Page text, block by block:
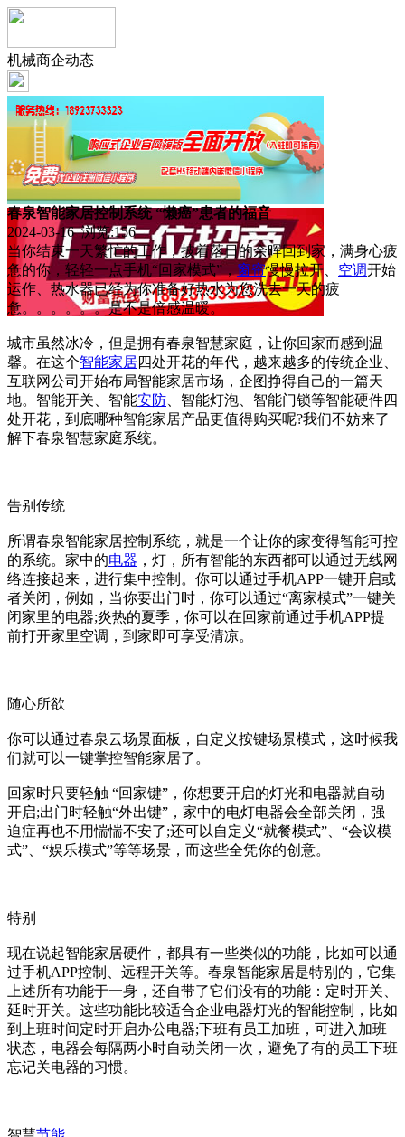
机械商企动态
春泉智能家居控制系统 “懒癌”患者的福音
2024-03-16 浏览:156
当你结束一天繁忙的工作，披着落日的余晖回到家，满身心疲
惫的你，轻轻一点手机“回家模式”， 窗帘慢慢拉开、 空调开始
运作、热水器已经为你准备好热水为您洗去一天的疲
惫。。。。。。是不是倍感温暖。
城市虽然冰冷，但是拥有春泉智慧家庭，让你回家而感到温
馨。在这个智能家居四处开花的年代，越来越多的传统企业、
互联网公司开始布局智能家居市场，企图挣得自己的一篇天
地。智能开关、智能安防 、智能灯泡、智能门锁等智能硬件四
处开花，到底哪种智能家居产品更值得购买呢?我们不妨来了
解下春泉智慧家庭系统。
告别传统
所谓春泉智能家居控制系统，就是一个让你的家变得智能可控
的系统。家中的电器 ，灯，所有智能的东西都可以通过无线网
络连接起来，进行集中控制。你可以通过手机APP一键开启或
者关闭，例如，当你要出门时，你可以通过“离家模式”一键关
闭家里的电器;炎热的夏季，你可以在回家前通过手机APP提
前打开家里空调，到家即可享受清凉。
随心所欲
你可以通过春泉云场景面板，自定义按键场景模式，这时候我
们就可以一键掌控智能家居了。
回家时只要轻触 “回家键”，你想要开启的灯光和电器就自动
开启;出门时轻触“外出键”，家中的电灯电器会全部关闭，强
迫症再也不用惴惴不安了;还可以自定义“就餐模式”、“会议模
式”、“娱乐模式”等等场景，而这些全凭你的创意。
特别
现在说起智能家居硬件，都具有一些类似的功能，比如可以通
过手机APP控制、远程开关等。春泉智能家居是特别的，它集
上述所有功能于一身，还自带了它们没有的功能：定时开关、
延时开关。这些功能比较适合企业电器灯光的智能控制，比如
到上班时间定时开启办公电器;下班有员工加班，可进入加班
状态，电器会每隔两小时自动关闭一次，避免了有的员工下班
忘记关电器的习惯。